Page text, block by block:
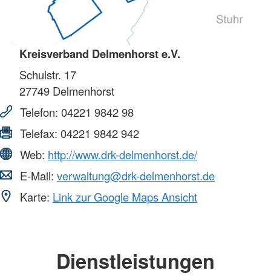
Kreisverband Delmenhorst e.V.
Schulstr. 17
27749 Delmenhorst
Telefon: 04221 9842 98
Telefax: 04221 9842 942
Web: http://www.drk-delmenhorst.de/
E-Mail: verwaltung@drk-delmenhorst.de
Karte: Link zur Google Maps Ansicht
Dienstleistungen